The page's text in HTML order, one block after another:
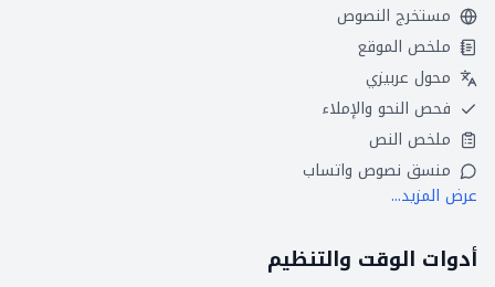
مستخرج النصوص
ملخص الموقع
محول عربيزي
فحص النحو والإملاء
ملخص النص
منسق نصوص واتساب
عرض المزيد...
أدوات الوقت والتنظيم